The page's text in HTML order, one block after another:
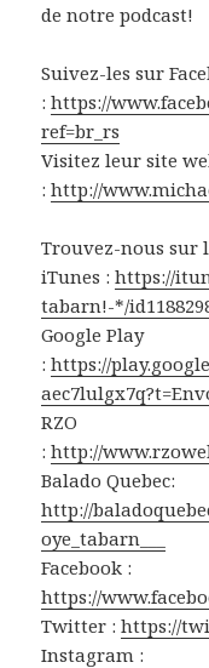
de notre podcast!
Suivez-les sur
:https://
ref=br_rs
Visitez leur site
:http://
Trouvez-nous sur
iTunes :https://
tabarn!-*/
Google Play
:https://
RZO
:http://
Balado Quebec:
http://
oye_tabarn___
Facebook :
https://
Twitter :https://
Instagram :